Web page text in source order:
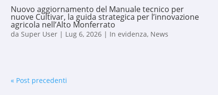
Nuovo aggiornamento del Manuale tecnico per
nuove Cultivar, la guida strategica per l’innovazione
agricola nell’Alto Monferrato
da Super User | Lug 6, 2026 | In evidenza, News
« Post precedenti